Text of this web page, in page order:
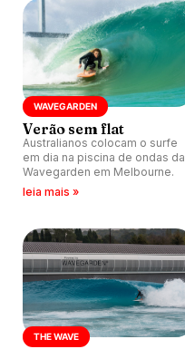
WAVEGARDEN
Verão sem flat
Australianos colocam o surfe
em dia na piscina de ondas da
Wavegarden em Melbourne.
leia mais »
THE WAVE